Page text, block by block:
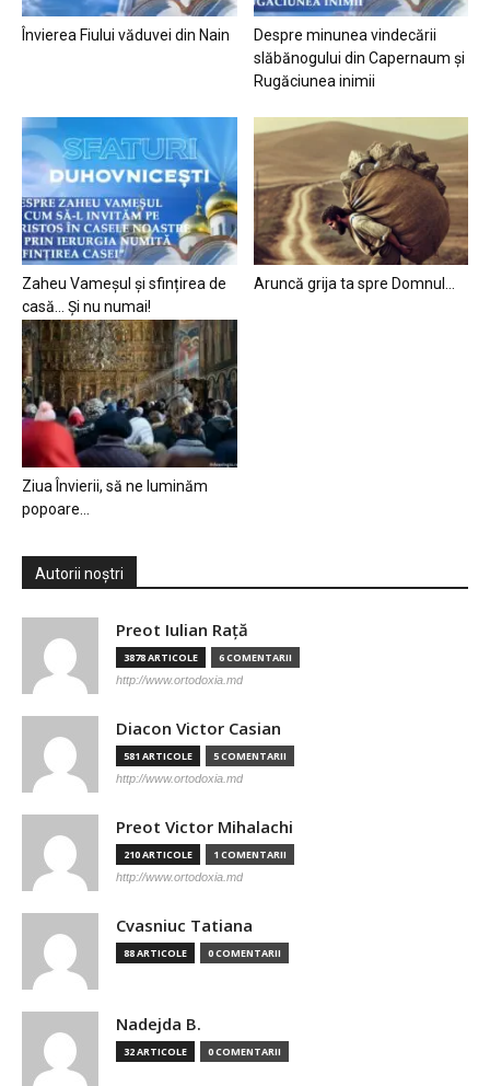
Învierea Fiului văduvei din Nain
Despre minunea vindecării
slăbănogului din Capernaum și
Rugăciunea inimii
Zaheu Vameșul și sfințirea de
casă… Și nu numai!
Aruncă grija ta spre Domnul…
Ziua Învierii, să ne luminăm
popoare…
Autorii noștri
Preot Iulian Raţă
3878 ARTICOLE 6 COMENTARII
http://www.ortodoxia.md
Diacon Victor Casian
581 ARTICOLE 5 COMENTARII
http://www.ortodoxia.md
Preot Victor Mihalachi
210 ARTICOLE 1 COMENTARII
http://www.ortodoxia.md
Cvasniuc Tatiana
88 ARTICOLE 0 COMENTARII
Nadejda B.
32 ARTICOLE 0 COMENTARII